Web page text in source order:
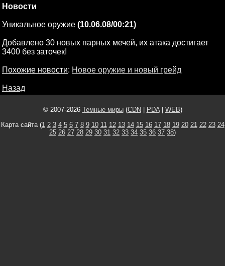
Новости
Уникальное оружие (10.06.08/00:21)
Добавлено 30 новых парных мечей, их атака достигает
3400 без заточек!
Похожие новости: Новое оружие и новый грейд
Назад
© 2007-2026 Темные миры(CDN PDA| WEB)
Карта сайта (1 2 3 4 5 6 7 8 9 10 11 12 13 14 15 16 17 18 19 20 21 22 23 24
25 26 27 28 29 30 31 32 33 34 35 36 37 38)